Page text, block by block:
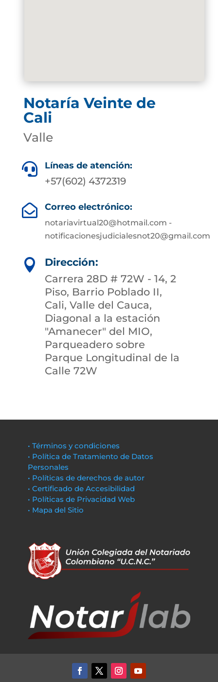
Notaría Veinte de
Cali
Valle
 Líneas de atención:
+57(602) 4372319
 Correo electrónico:
notariavirtual20@hotmail.com -
notificacionesjudicialesnot20@gmail.com

Dirección:
Carrera 28D # 72W - 14, 2
Piso, Barrio Poblado II,
Cali, Valle del Cauca,
Diagonal a la estación
"Amanecer" del MIO,
Parqueadero sobre
Parque Longitudinal de la
Calle 72W
• Términos y condiciones
• Política de Tratamiento de Datos
Personales
• Políticas de derechos de autor
• Certificado de Accesibilidad
• Políticas de Privacidad Web
• Mapa del Sitio